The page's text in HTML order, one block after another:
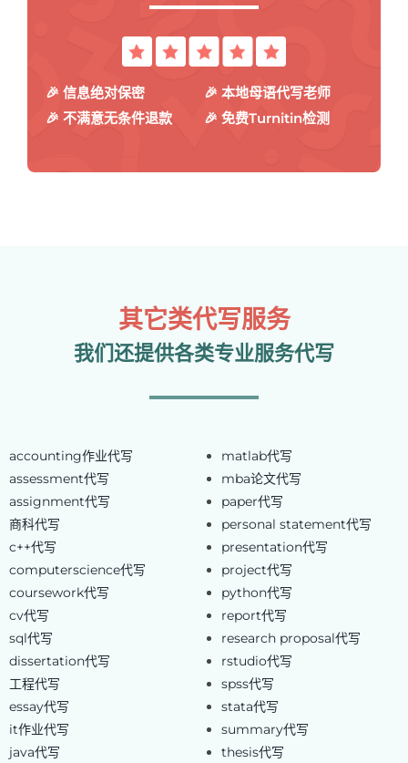
🎉 信息绝对保密
🎉 本地母语代写老师
🎉 不满意无条件退款
🎉 免费Turnitin检测
其它类代写服务
我们还提供各类专业服务代写
accounting作业代写
assessment代写
assignment代写
商科代写
c++代写
computerscience代写
coursework代写
cv代写
sql代写
dissertation代写
工程代写
essay代写
it作业代写
java代写
matlab代写
mba论文代写
paper代写
personal statement代写
presentation代写
project代写
python代写
report代写
research proposal代写
rstudio代写
spss代写
stata代写
summary代写
thesis代写